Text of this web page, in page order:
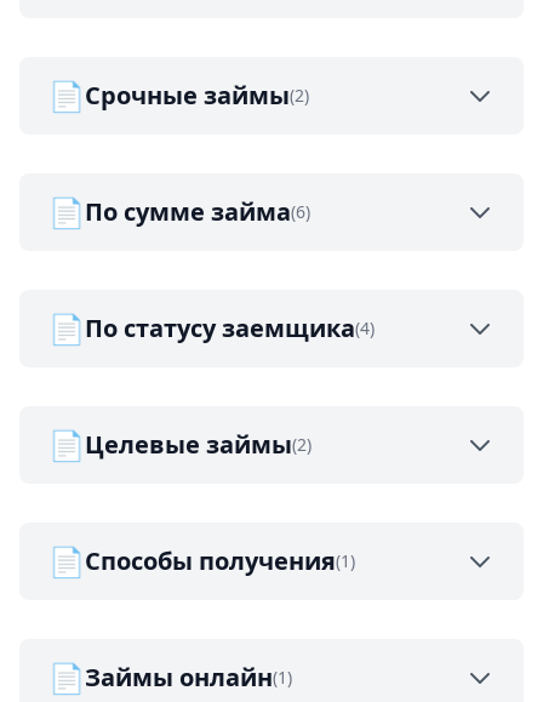
📄Срочные займы(2)
📄По сумме займа(6)
📄По статусу заемщика(4)
📄Целевые займы(2)
📄Способы получения(1)
📄Займы онлайн(1)